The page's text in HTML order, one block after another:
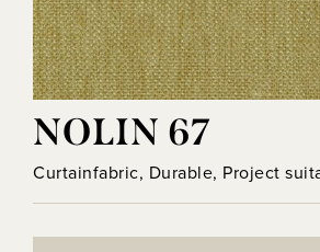
NOLIN 67
Curtainfabric, Durable, Project